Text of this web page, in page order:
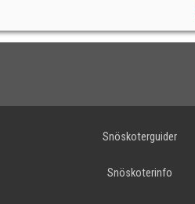
Snöskoterguider
Snöskoterinfo